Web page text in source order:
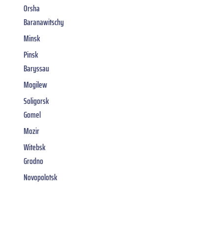
Orsha
Baranawitschy
Minsk
Pinsk
Baryssau
Mogilew
Soligorsk
Gomel
Mozir
Witebsk
Grodno
Novopolotsk